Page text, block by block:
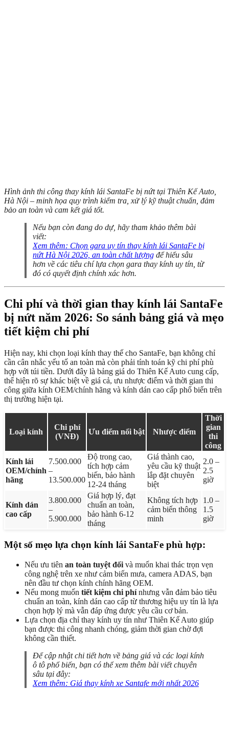
Hình ảnh thi công thay kính lái SantaFe bị nứt tại Thiên Kế Auto,
Hà Nội – minh họa quy trình kiểm tra, xử lý kỹ thuật chuẩn, đảm
bảo an toàn và cam kết giá tốt.
Nếu bạn còn đang do dự, hãy tham khảo thêm bài
viết:
Xem thêm: Chọn gara uy tín thay kính lái SantaFe bị
nứt Hà Nội 2026, an toàn chất lượng để hiểu sâu
hơn về các tiêu chí lựa chọn gara thay kính uy tín, từ
đó có quyết định chính xác hơn.
Chi phí và thời gian thay kính lái SantaFe
bị nứt năm 2026: So sánh bảng giá và mẹo
tiết kiệm chi phí
Hiện nay, khi chọn loại kính thay thế cho SantaFe, bạn không chỉ
cần cân nhắc yếu tố an toàn mà còn phải tính toán kỹ chi phí phù
hợp với túi tiền. Dưới đây là bảng giá do Thiên Kế Auto cung cấp,
thể hiện rõ sự khác biệt về giá cả, ưu nhược điểm và thời gian thi
công giữa kính OEM/chính hãng và kính dán cao cấp phổ biến trên
thị trường hiện tại.
Loại kính
Chi phí
(VNĐ)
Ưu điểm nổi bật Nhược điểm
Thời
gian
thi
công
Kính lái
OEM/chính
hãng
7.500.000
–
13.500.000
Độ trong cao,
tích hợp cảm
biến, bảo hành
12-24 tháng
Giá thành cao,
yêu cầu kỹ thuật
lắp đặt chuyên
biệt
2.0 –
2.5
giờ
Kính dán
cao cấp
3.800.000
–
5.900.000
Giá hợp lý, đạt
chuẩn an toàn,
bảo hành 6-12
tháng
Không tích hợp
cảm biến thông
minh
1.0 –
1.5
giờ
Một số mẹo lựa chọn kính lái SantaFe phù hợp:
Nếu ưu tiên an toàn tuyệt đối và muốn khai thác trọn vẹn
công nghệ trên xe như cảm biến mưa, camera ADAS, bạn
nên đầu tư chọn kính chính hãng OEM.
Nếu mong muốn tiết kiệm chi phínhưng vẫn đảm bảo tiêu
chuẩn an toàn, kính dán cao cấp từ thương hiệu uy tín là lựa
chọn hợp lý mà vẫn đáp ứng được yêu cầu cơ bản.
Lựa chọn địa chỉ thay kính uy tín như Thiên Kế Auto giúp
bạn được thi công nhanh chóng, giảm thời gian chờ đợi
không cần thiết.
Để cập nhật chi tiết hơn về bảng giá và các loại kính
ô tô phổ biến, bạn có thể xem thêm bài viết chuyên
sâu tại đây:
Xem thêm: Giá thay kính xe Santafe mới nhất 2026